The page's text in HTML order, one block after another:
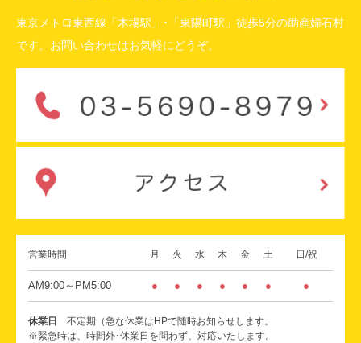
東京メトロ東西線「木場駅」･「東陽町駅」徒歩5分の助産婦石村
です。お問い合わせはお気軽にどうぞ。
営業時間 月 火 水 木 金 土 日/祝
AM9:00～PM5:00 ● ● ● ● ● ● ●
休業日
不定期（急な休業はHPで随時お知らせします。
※緊急時は、時間外･休業日を問わず、対応いたします。